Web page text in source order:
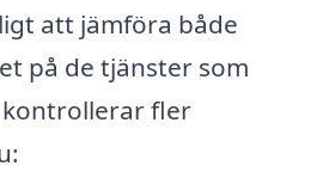
att jämföra både
på de tjänster som
fler